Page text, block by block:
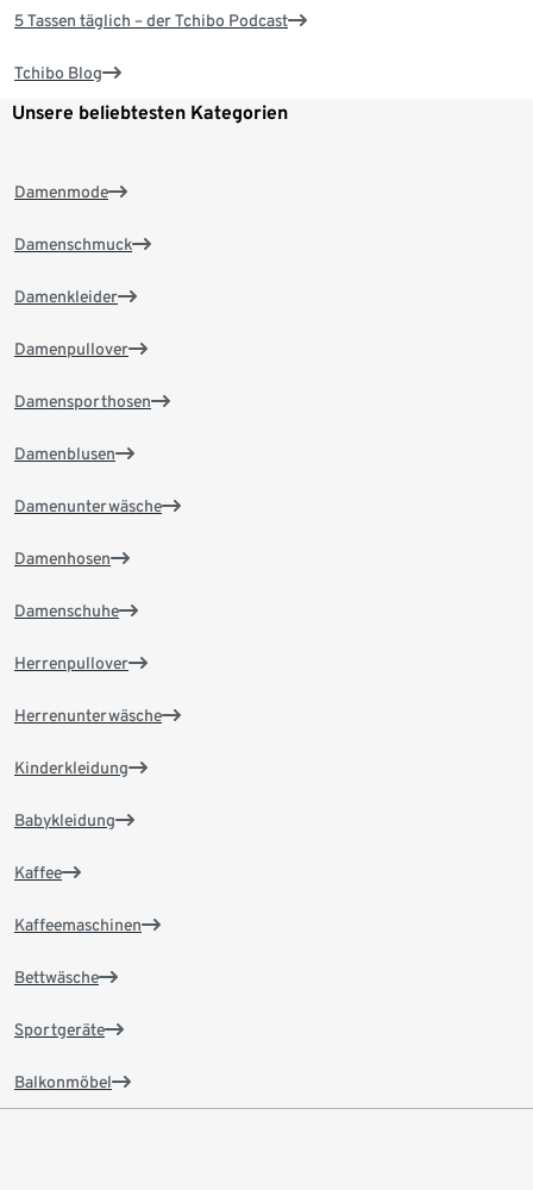
5 Tassen täglich – der Tchibo Podcast
Tchibo Blog
Unsere beliebtesten Kategorien
Damenmode
Damenschmuck
Damenkleider
Damenpullover
Damensporthosen
Damenblusen
Damenunterwäsche
Damenhosen
Damenschuhe
Herrenpullover
Herrenunterwäsche
Kinderkleidung
Babykleidung
Kaffee
Kaffeemaschinen
Bettwäsche
Sportgeräte
Balkonmöbel